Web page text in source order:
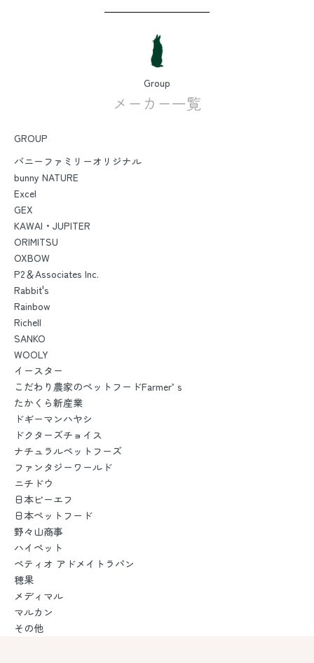
Group
メーカー一覧
GROUP
バニーファミリーオリジナル
bunny NATURE
Excel
GEX
KAWAI・JUPITER
ORIMITSU
OXBOW
P2＆Associates Inc.
Rabbit's
Rainbow
Richell
SANKO
WOOLY
イースター
こだわり農家のペットフードFarmer’ｓ
たかくら新産業
ドギーマンハヤシ
ドクターズチョイス
ナチュラルペットフーズ
ファンタジーワールド
ニチドウ
日本ビーエフ
日本ペットフード
野々山商事
ハイペット
ペティオ アドメイトラパン
穂果
メディマル
マルカン
その他